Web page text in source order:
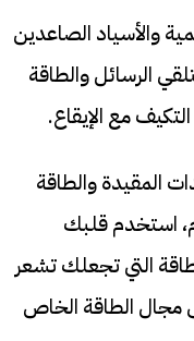
والأسياد الصاعدين
الرسائل والطاقة
مع الإيقاع.
المقيدة والطاقة
استخدم قلبك
التي تجعلك تشعر
مجال الطاقة الخاص